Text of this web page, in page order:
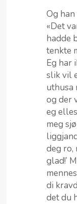
Og
«Det
hadde
tenkte
Eg har
slik vil
uthusa
og der
eg
meg
deg ro,
glad!’
di
det du